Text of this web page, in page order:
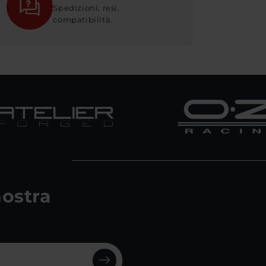
Spedizioni, resi,
compatibilità.